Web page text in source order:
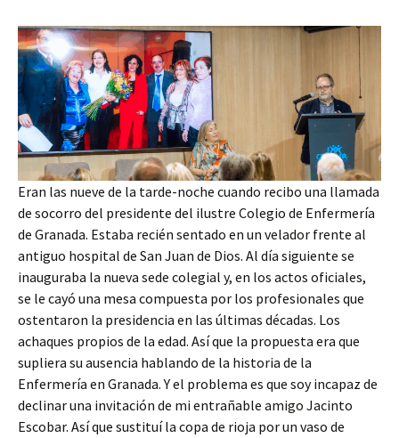
Eran las nueve de la tarde-noche cuando recibo una llamada
de socorro del presidente del ilustre Colegio de Enfermería
de Granada. Estaba recién sentado en un velador frente al
antiguo hospital de San Juan de Dios. Al día siguiente se
inauguraba la nueva sede colegial y, en los actos oficiales,
se le cayó una mesa compuesta por los profesionales que
ostentaron la presidencia en las últimas décadas. Los
achaques propios de la edad. Así que la propuesta era que
supliera su ausencia hablando de la historia de la
Enfermería en Granada. Y el problema es que soy incapaz de
declinar una invitación de mi entrañable amigo Jacinto
Escobar. Así que sustituí la copa de rioja por un vaso de